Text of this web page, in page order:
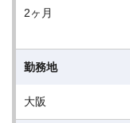
2ヶ月
勤務地
大阪